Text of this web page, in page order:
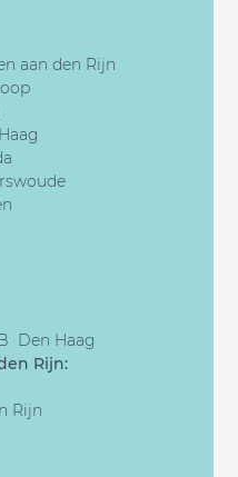
aan den Rijn
Den Haag
Rijn:
Rijn